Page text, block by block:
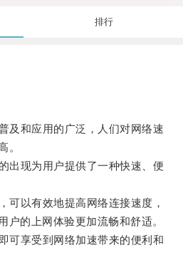
排行
和应用的广泛，人们对网络速
。
现为用户提供了一种快速、便
以有效地提高网络连接速度，
户的上网体验更加流畅和舒适。
享受到网络加速带来的便利和